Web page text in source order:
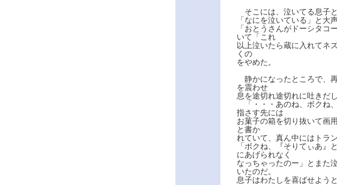
そこには、泣いてる息子
「なにを泣いている」と大
「おとうさんがドーシタコ
いて「これ
以上泣いたら蔵に入れてネ
くの
をやめた。
静かになったところで、
を震わせ
息を途切れ途切れに吐きだ
「・・・あのね、ボクね
指さす先には
お菓子の箱を切り抜いて画
と書か
れていて、真ん中にはトラ
「ボクね、『そりてぃあ』
にあげられなく
なっちゃったのー」とまた
いたのだ。
息子はわたしを喜ばせよう